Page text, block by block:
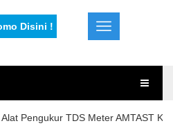
Disini !
Alat Pengukur TDS Meter AMTAST